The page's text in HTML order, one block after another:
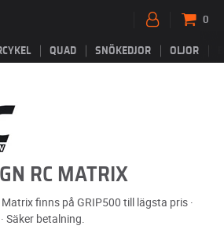
QUAD SNÖKEDJOR OLJOR
0
RC MATRIX
finns på GRIP500 till lägsta pris ·
Säker betalning.